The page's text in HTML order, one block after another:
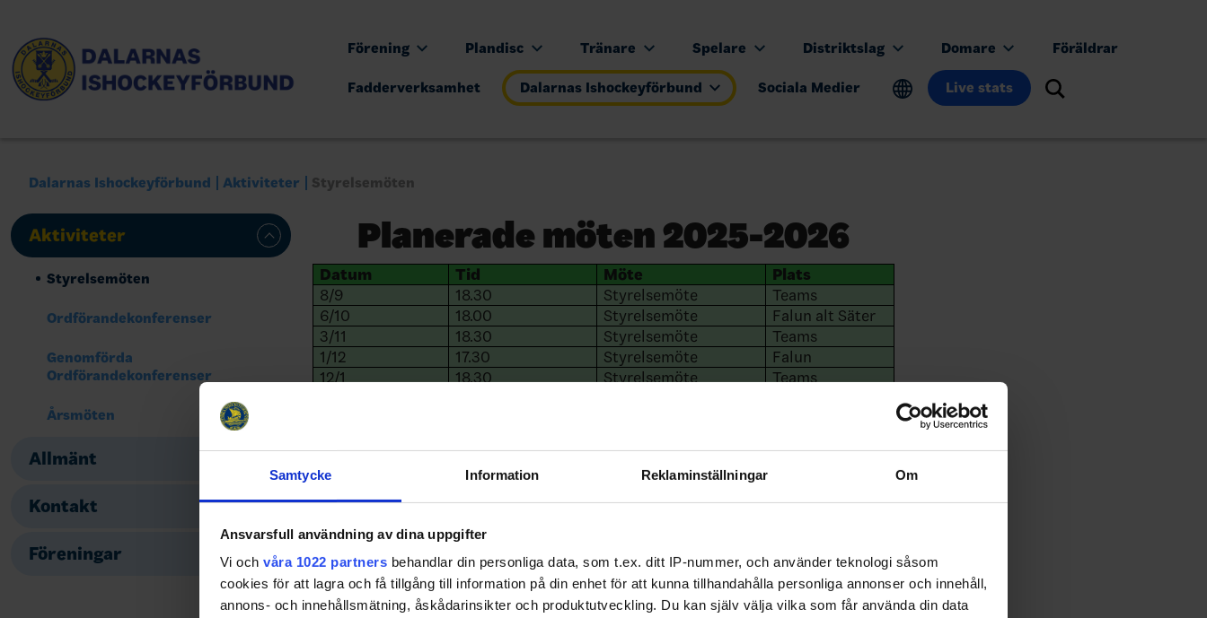
Samtycke Information Reklaminställningar Om
Ansvarsfull användning av dina uppgifter
Vi och våra 1022 partners behandlar din personliga data, som t.ex. ditt IP-nummer, och använder teknologi såsom
cookies för att lagra och få tillgång till information på din enhet för att kunna tillhandahålla personliga annonser och innehåll,
annons- och innehållsmätning, åskådarinsikter och produktutveckling. Du kan själv välja vilka som får använda din data
Förening Plandisc Tränare Spelare Distriktslag Domare Föräldrar
Fadderverksamhet Dalarnas Ishockeyförbund Sociala Medier Live stats
Dalarnas Ishockeyförbund Aktiviteter Styrelsemöten
Aktiviteter
Styrelsemöten
Ordförandekonferenser
Genomförda
Ordförandekonferenser
Årsmöten
Allmänt
Kontakt
Föreningar
Planerade möten 2025-2026
Datum Tid Möte
Plats
8/9
18.30 Styrelsemöte
Teams
6/10
18.00 Styrelsemöte
Falun alt Säter
3/11
18.30 Styrelsemöte
Teams
1/12
17.30 Styrelsemöte
Falun
12/1
18.30 Styrelsemöte
Teams
ShareFacebook
TwitterEmailPrint